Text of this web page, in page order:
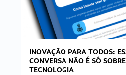
INOVAÇÃO PARA TODOS:
CONVERSA NÃO É SÓ SOBRE
TECNOLOGIA